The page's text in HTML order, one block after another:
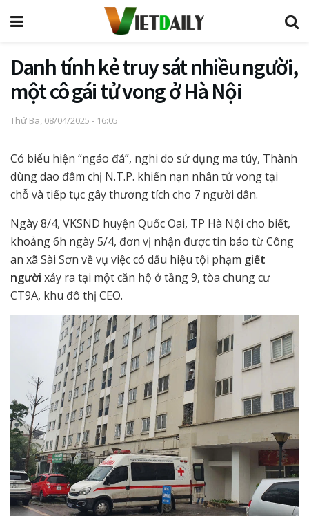
Danh tính kẻ truy sát nhiều người,
một cô gái tử vong ở Hà Nội
Thứ Ba, 08/04/2025 - 16:05
Có biểu hiện “ngáo đá”, nghi do sử dụng ma túy, Thành
dùng dao đâm chị N.T.P. khiến nạn nhân tử vong tại
chỗ và tiếp tục gây thương tích cho 7 người dân.
Ngày 8/4, VKSND huyện Quốc Oai, TP Hà Nội cho biết,
khoảng 6h ngày 5/4, đơn vị nhận được tin báo từ Công
an xã Sài Sơn về vụ việc có dấu hiệu tội phạm giết
người xảy ra tại một căn hộ ở tầng 9, tòa chung cư
CT9A, khu đô thị CEO.